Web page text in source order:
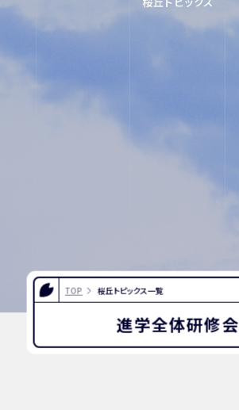
INFORMATION
OTHERS
入試相談用紙
TOP 桜丘トピックス一覧
進学全体研修会